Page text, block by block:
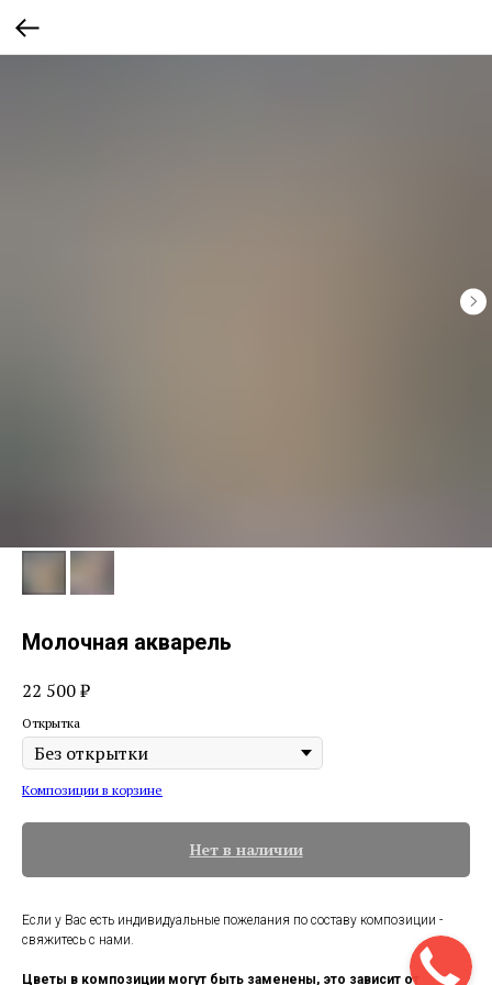
Молочная акварель
22 500₽
Открытка
Композиции в корзине
Нет в наличии
Если у Вас есть индивидуальные пожелания по составу композиции -
свяжитесь с нами.
Цветы в композиции могут быть заменены, это зависит от